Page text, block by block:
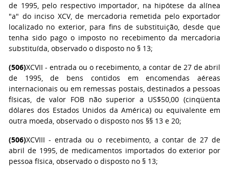
de 1995, pelo respectivo importador, na hipótese da alínea
"a" do inciso XCV, de mercadoria remetida pelo exportador
localizado no exterior, para fins de substituição, desde que
tenha sido pago o imposto no recebimento da mercadoria
substituída, observado o disposto no § 13;
(506)XCVII - entrada ou o recebimento, a contar de 27 de abril
de 1995, de bens contidos em encomendas aéreas
internacionais ou em remessas postais, destinados a pessoas
físicas, de valor FOB não superior a US$50,00 (cinqüenta
dólares dos Estados Unidos da América) ou equivalente em
outra moeda, observado o disposto nos §§ 13 e 20;
(506)XCVIII - entrada ou o recebimento, a contar de 27 de
abril de 1995, de medicamentos importados do exterior por
pessoa física, observado o disposto no § 13;